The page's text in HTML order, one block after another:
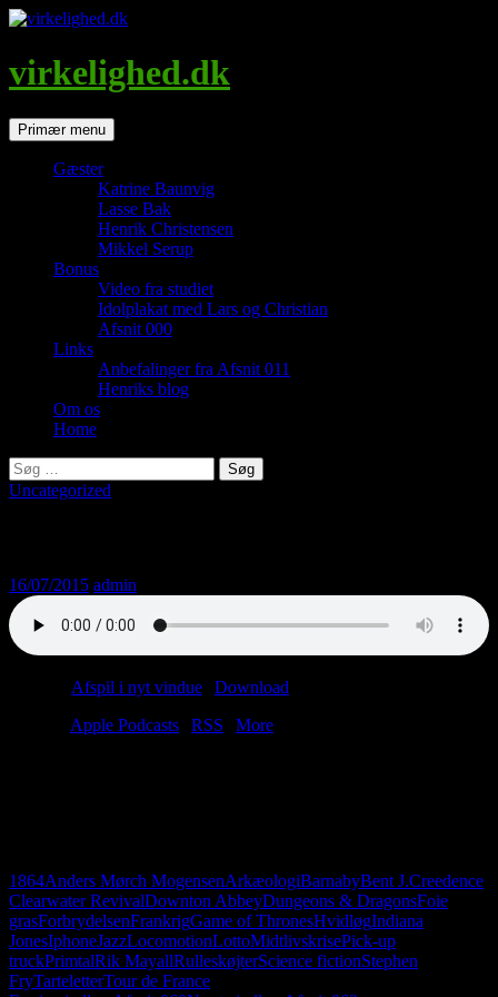
Hop
indhold
virkelighed.dk
SøgPrimær menu
Gæster
Katrine Baunvig
Lasse Bak
Henrik Christensen
Mikkel Serup
Bonus
Video fra studiet
Idolplakat med Lars og Christian
Afsnit 000
Links
Anbefalinger fra Afsnit 011
Henriks blog
Om os
Home
Søg
efter:
Uncategorized
16/07/2015 admin
Afspil i nyt vindue Download
Apple Podcasts RSS
More
1864Anders Mørch MogensenArkæologiBarnabyBent J.Creedence
Clearwater RevivalDownton AbbeyDungeons & DragonsFoie
grasForbrydelsenFrankrigGame of ThronesHvidløgIndiana
JonesIphoneJazzLocomotionLottoMidtlivskrisePick-up
truckPrimtalRik MayallRulleskøjterScience fictionStephen
FryTarteletterTour de France